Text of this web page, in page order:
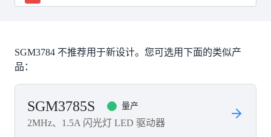
SGM3784 不推荐用于新设计。您可选用下面的类似产
品：
SGM3785S 量产
2MHz、1.5A 闪光灯 LED 驱动器